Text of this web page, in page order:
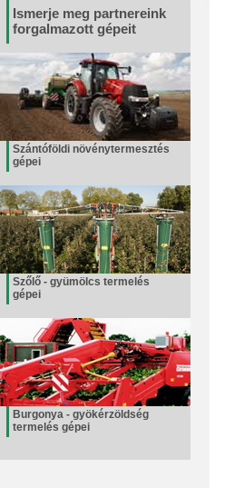
Ismerje meg partnereink
forgalmazott gépeit
Szántóföldi növénytermesztés
gépei
Szőlő - gyümölcs termelés
gépei
Burgonya - gyökérzöldség
termelés gépei